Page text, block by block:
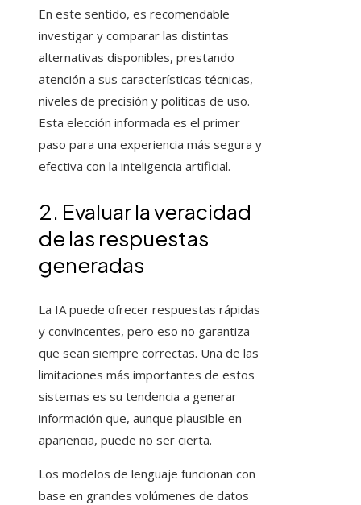
En este sentido, es recomendable
investigar y comparar las distintas
alternativas disponibles, prestando
atención a sus características técnicas,
niveles de precisión y políticas de uso.
Esta elección informada es el primer
paso para una experiencia más segura y
efectiva con la inteligencia artificial.
2. Evaluar la veracidad
de las respuestas
generadas
La IA puede ofrecer respuestas rápidas
y convincentes, pero eso no garantiza
que sean siempre correctas. Una de las
limitaciones más importantes de estos
sistemas es su tendencia a generar
información que, aunque plausible en
apariencia, puede no ser cierta.
Los modelos de lenguaje funcionan con
base en grandes volúmenes de datos